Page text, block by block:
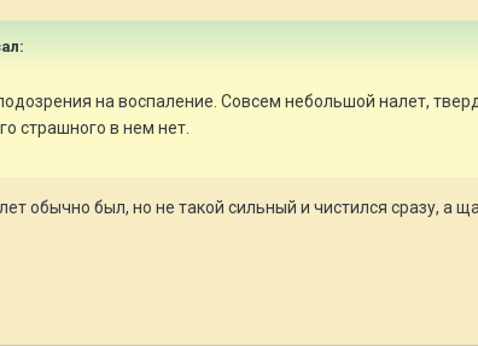
на воспаление. Совсем небольшой налет,
страшного в нем нет.
обычно был, но не такой сильный и чистился сразу, а